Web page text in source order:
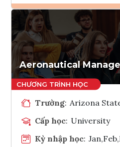
Aeronautical
Trường: Arizona
Cấp học: University
Kỳ nhập học: